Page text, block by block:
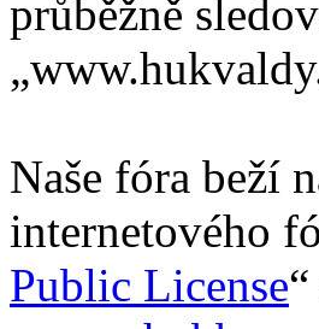
průběžně
Naše fóra beží
internetového
Public License